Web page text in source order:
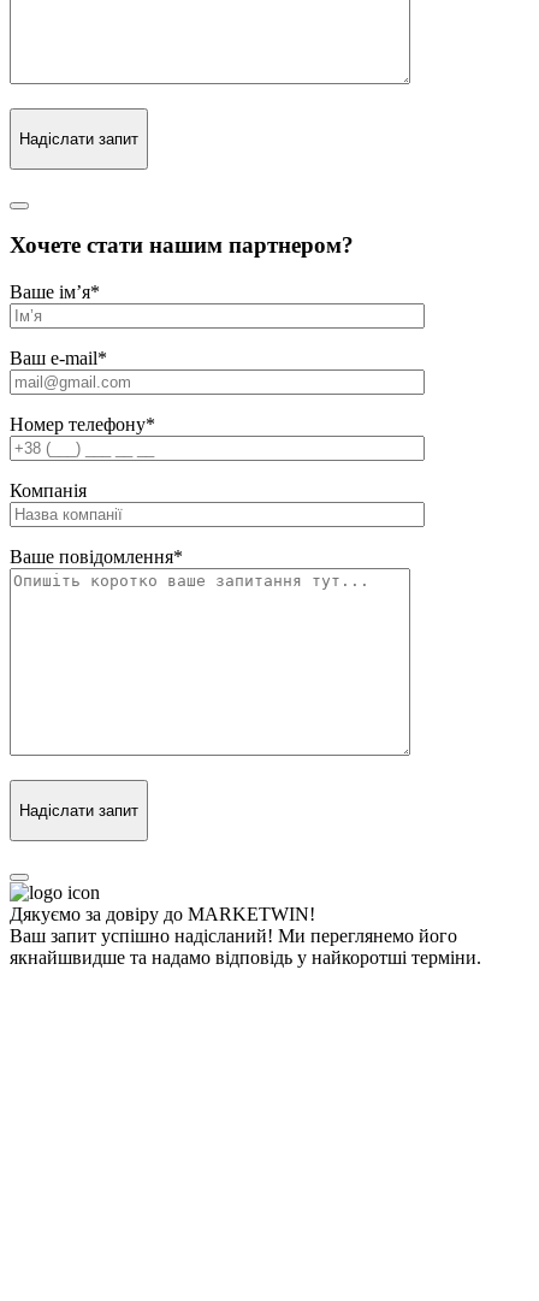
Надіслати запит
Хочете стати нашим партнером?
Ваше ім’я*
Ваш e-mail*
Номер телефону*
Компанія
Ваше повідомлення*
Надіслати запит
Дякуємо за довіру до MARKETWIN!
Ваш запит успішно надісланий! Ми переглянемо його
якнайшвидше та надамо відповідь у найкоротші терміни.